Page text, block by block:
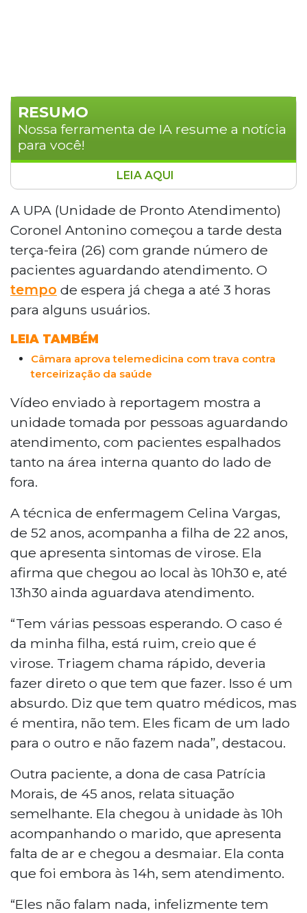
RESUMO
Nossa ferramenta de IA resume a notícia
para você!
A UPA Coronel Antonino, em Campo
Grande, registrou superlotação na tarde
desta terça-feira (26), com tempo de
espera de até três horas. Pacientes
relataram falta de atendimento médico e
aglomeração dentro e fora da unidade.
Uma acompanhante aguardou três horas
sem atendimento e outra foi embora
Prefeitura de Campo Grande foi
contactada, mas não retornou.
LEIA AQUI
A UPA (Unidade de Pronto Atendimento)
Coronel Antonino começou a tarde desta
terça-feira (26) com grande número de
pacientes aguardando atendimento. O
tempo de espera já chega a até 3 horas
para alguns usuários.
LEIA TAMBÉM
Câmara aprova telemedicina com trava contra
terceirização da saúde
Vídeo enviado à reportagem mostra a
unidade tomada por pessoas aguardando
atendimento, com pacientes espalhados
tanto na área interna quanto do lado de
fora.
A técnica de enfermagem Celina Vargas,
de 52 anos, acompanha a filha de 22 anos,
que apresenta sintomas de virose. Ela
afirma que chegou ao local às 10h30 e, até
13h30 ainda aguardava atendimento.
“Tem várias pessoas esperando. O caso é
da minha filha, está ruim, creio que é
virose. Triagem chama rápido, deveria
fazer direto o que tem que fazer. Isso é um
absurdo. Diz que tem quatro médicos, mas
é mentira, não tem. Eles ficam de um lado
para o outro e não fazem nada”, destacou.
Outra paciente, a dona de casa Patrícia
Morais, de 45 anos, relata situação
semelhante. Ela chegou à unidade às 10h
acompanhando o marido, que apresenta
falta de ar e chegou a desmaiar. Ela conta
que foi embora às 14h, sem atendimento.
“Eles não falam nada, infelizmente tem